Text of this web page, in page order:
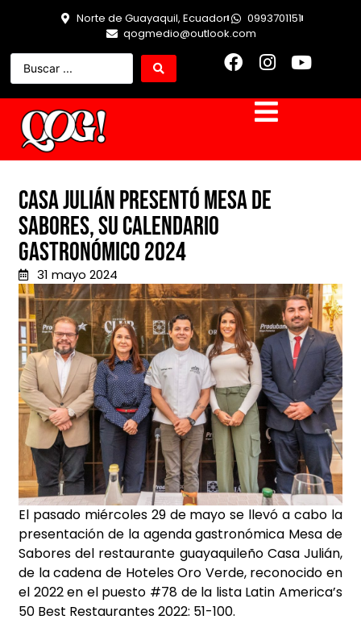
Norte de Guayaquil, Ecuador
0993701151
qogmedio@outlook.com
Casa Julián presentó Mesa de
Sabores, su calendario
gastronómico 2024
31 mayo 2024
El pasado miércoles 29 de mayo se llevó a cabo la
presentación de la agenda gastronómica Mesa de
Sabores del restaurante guayaquileño Casa Julián,
de la cadena de Hoteles Oro Verde, reconocido en
el 2022 en el puesto #78 de la lista Latin America’s
50 Best Restaurantes 2022: 51-100.